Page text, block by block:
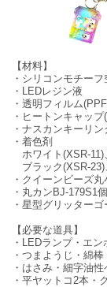
【材料】
・シリコンモチー
・LEDレジン液
・透明フィルム
・ヒートンキャッ
・ナスカンキーリ
・着色剤
ホワイト(XSR-11)
ブラック(XSR-23)
・クイーンビーズ
・丸カンBJ-179S1個
・星型グリッター
【必要な道具】
・LEDランプ・エ
・つまようじ・綿
・はさみ・細字油
・平ヤットコ2本・